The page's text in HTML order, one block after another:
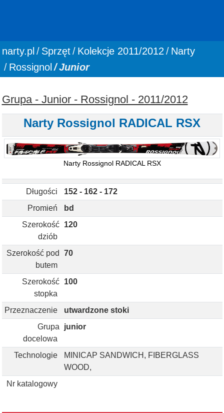
You are here:
narty.pl Sprzęt Kolekcje 2011/2012
Narty
Rossignol
Junior
Grupa - Junior - Rossignol - 2011/2012
Narty Rossignol RADICAL RSX
Narty Rossignol RADICAL RSX
Długości
152 - 162 - 172
Promień
bd
Szerokość
dziób
120
Szerokość pod
butem
70
Szerokość
stopka
100
Przeznaczenie
utwardzone stoki
Grupa
docelowa
junior
Technologie
MINICAP SANDWICH, FIBERGLASS
WOOD,
Nr katalogowy